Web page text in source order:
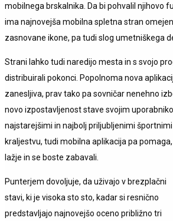
mobilnega brskalnika. Da bi pohvalil njihovo
ima najnovejša mobilna spletna stran
zasnovane ikone, pa tudi slog umetniškega
Strani lahko tudi naredijo mesta in s svojo
distribuirali pokonci. Popolnoma nova
zanesljiva, prav tako pa sovničar nenehno
novo izpostavljenost stave svojim
najstarejšimi in najbolj priljubljenimi
kraljestvu, tudi mobilna aplikacija pa
lažje in se boste zabavali.
Punterjem dovoljuje, da uživajo v brezplačni
stavi, ki je visoka sto sto, kadar si resnično
predstavljajo najnovejšo oceno približno tri